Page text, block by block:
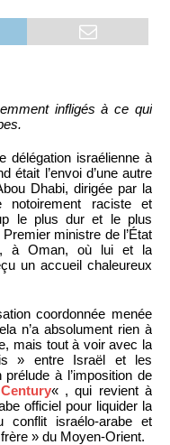
infligés à ce qui
délégation israélienne à
était l’envoi d’une autre
Dhabi, dirigée par la
notoirement raciste et
le plus dur et le plus
ministre de l’État
à Oman, où lui et la
un accueil chaleureux
coordonnée menée
n’a absolument rien à
mais tout à voir avec la
» entre Israël et les
à l’imposition de
« , qui revient à
officiel pour liquider la
conflit israélo-arabe et
» du Moyen-Orient.